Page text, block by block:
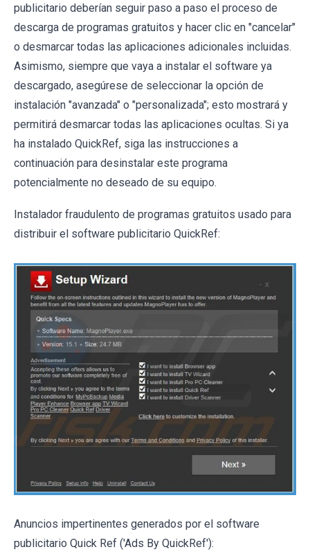
publicitario deberían seguir paso a paso el proceso de
descarga de programas gratuitos y hacer clic en "cancelar"
o desmarcar todas las aplicaciones adicionales incluidas.
Asimismo, siempre que vaya a instalar el software ya
descargado, asegúrese de seleccionar la opción de
instalación "avanzada" o "personalizada"; esto mostrará y
permitirá desmarcar todas las aplicaciones ocultas. Si ya
ha instalado QuickRef, siga las instrucciones a
continuación para desinstalar este programa
potencialmente no deseado de su equipo.
Instalador fraudulento de programas gratuitos usado para
distribuir el software publicitario QuickRef:
Anuncios impertinentes generados por el software
publicitario Quick Ref ('Ads By QuickRef'):